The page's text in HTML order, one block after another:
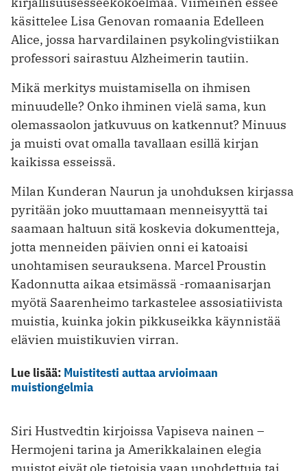
käsittelee Lisa Genovan romaania Edelleen
Alice, jossa harvardilainen psykolingvistiikan
professori sairastuu Alzheimerin tautiin.
Mikä merkitys muistamisella on ihmisen
minuudelle? Onko ­ihminen vielä sama, kun
olemassaolon jatkuvuus on katkennut? Minuus
ja muisti ovat omalla tavallaan esillä kirjan
kaikissa esseissä.
Milan Kunderan Naurun ja unohduksen kirjassa
pyritään ­joko muuttamaan menneisyyttä tai
saamaan haltuun sitä koskevia dokumentteja,
jotta menneiden päivien onni ei katoaisi
unohtamisen seurauksena. Marcel Proustin
Kadonnutta aikaa etsimässä -romaanisarjan
myötä Saarenheimo tarkastelee asso­siatiivista
muistia, kuinka jokin pikkuseikka käynnistää
elävien muistikuvien virran.
Lue lisää: Muistitesti auttaa arvioimaan
muistiongelmia
Siri Hustvedtin kirjoissa Vapiseva nainen –
Hermojeni tarina ja Amerikkalainen elegia